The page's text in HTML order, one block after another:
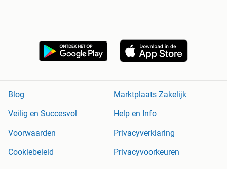
Blog
Marktplaats Zakelijk
Veilig en Succesvol
Help en Info
Voorwaarden
Privacyverklaring
Cookiebeleid
Privacyvoorkeuren